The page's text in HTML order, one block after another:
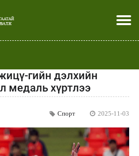
Эхлэл
Улс төр
Нийгэм
Эдийн засаг
Дэлхий
Спорт
Шар
Батаар юу хэлэв
мэдээллээр
гийн дэлхийн
медаль хүртлээ
Спорт 2025-11-03